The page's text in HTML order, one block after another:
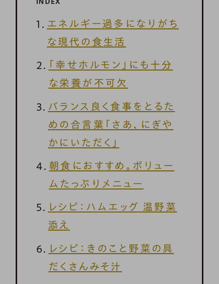
INDEX
エネルギー過多になりがち
な現代の食生活
「幸せホルモン」にも十分
な栄養が不可欠
バランス良く食事をとるた
めの合言葉「さあ、にぎや
かにいただく」
朝食におすすめ。ボリュー
ムたっぷりメニュー
レシピ：ハムエッグ 温野菜
添え
レシピ：きのこと野菜の具
だくさんみそ汁